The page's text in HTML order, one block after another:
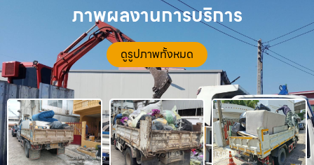
ภาพผลงานการบริการ
ดูรูปภาพทั้งหมด